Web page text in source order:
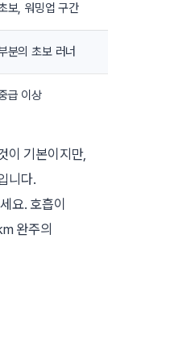
보, 워밍업 구간
분의 초보 러너
급 이상
이 기본이지만,
니다.
요. 호흡이
완주의